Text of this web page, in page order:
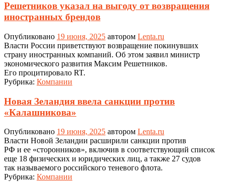
Решетников указал на выгоду от возвращения
иностранных брендов
Опубликовано 19 июня, 2025 автором Lenta.ru
Власти России приветствуют возвращение покинувших
страну иностранных компаний. Об этом заявил министр
экономического развития Максим Решетников.
Его процитировало RT.
Рубрика: Компании
Новая Зеландия ввела санкции против
«Калашникова»
Опубликовано 19 июня, 2025 автором Lenta.ru
Власти Новой Зеландии расширили санкции против
РФ и ее «сторонников», включив в соответствующий список
еще 18 физических и юридических лиц, а также 27 судов
так называемого российского теневого флота.
Рубрика: Компании